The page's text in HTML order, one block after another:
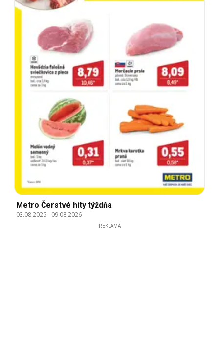
Metro Čerstvé hity týždňa
03.08.2026- 09.08.2026
REKLAMA